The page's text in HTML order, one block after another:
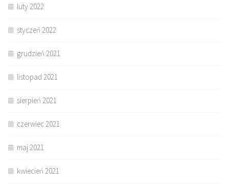
luty 2022
styczeń 2022
grudzień 2021
listopad 2021
sierpień 2021
czerwiec 2021
maj 2021
kwiecień 2021